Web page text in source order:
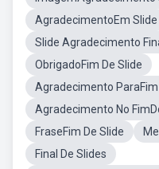
AgradecimentoEm Slide
Slide Agradecimento
ObrigadoFim De Slide
Agradecimento ParaFim
Agradecimento No
FraseFim De Slide
Final De Slides